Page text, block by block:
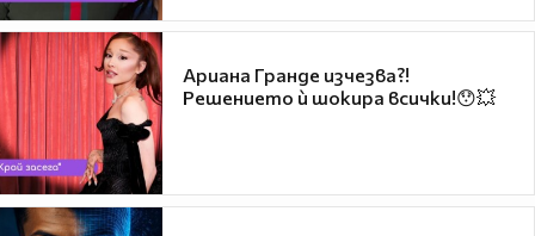
Ариана Гранде изчезва?!
Решението ѝ шокира всички!😯💥